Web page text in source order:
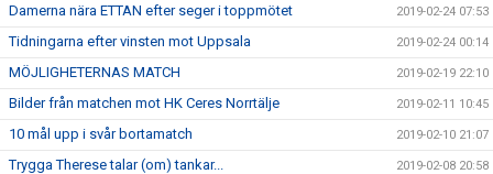
Damerna nära ETTAN efter seger i toppmötet 2019-02-24 07:53
Tidningarna efter vinsten mot Uppsala 2019-02-24 00:14
MÖJLIGHETERNAS MATCH 2019-02-19 22:10
Bilder från matchen mot HK Ceres Norrtälje 2019-02-11 10:45
10 mål upp i svår bortamatch 2019-02-10 21:07
Trygga Therese talar (om) tankar... 2019-02-08 20:58